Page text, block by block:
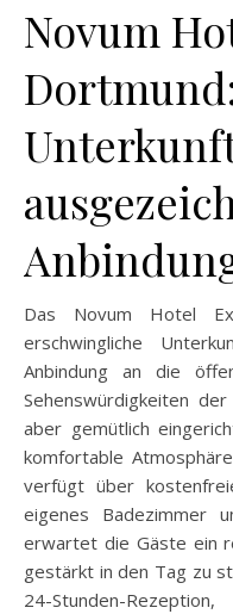
Novum
Das Novum Hotel
erschwingliche
Anbindung an die
Sehenswürdigkeiten
aber gemütlich
komfortable
verfügt über
eigenes Badezimmer
erwartet die Gäste ein
gestärkt in den Tag zu
24-Stunden-